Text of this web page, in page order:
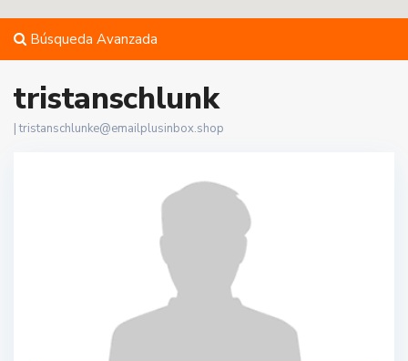
Búsqueda Avanzada
tristanschlunk
|tristanschlunke@emailplusinbox.shop